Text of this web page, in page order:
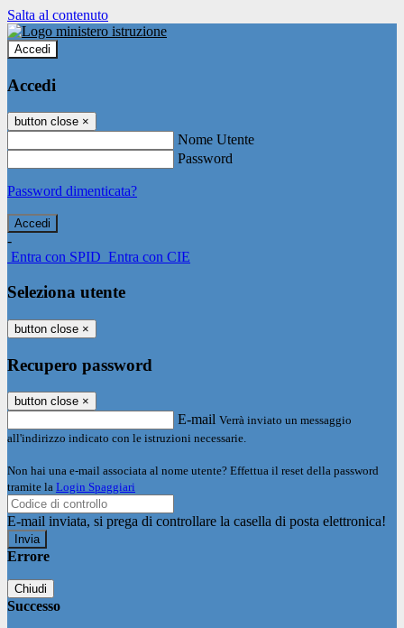
Salta al contenuto
Accedi
Accedi
button close ×
Nome Utente
Password
Password dimenticata?
-
Entra con SPID Entra con CIE
Seleziona utente
button close ×
Recupero password
button close ×
E-mail Verrà inviato un messaggio
all'indirizzo indicato con le istruzioni necessarie.
Non hai una e-mail associata al nome utente? Effettua il reset della password
tramite la Login Spaggiari
E-mail inviata, si prega di controllare la casella di posta elettronica!
Errore
Chiudi
Successo